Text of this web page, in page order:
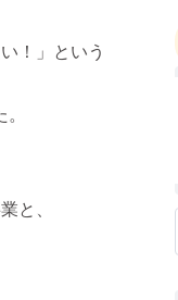
！」という
と、